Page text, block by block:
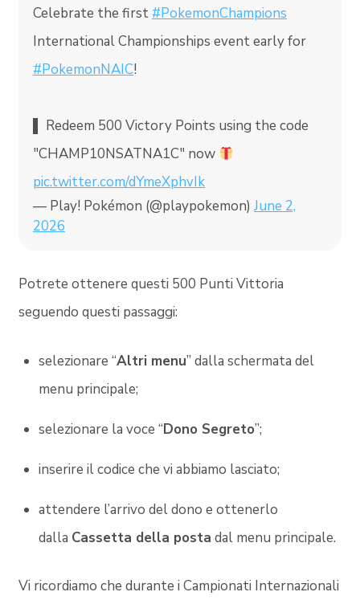
Celebrate the first #PokemonChampions
International Championships event early for
#PokemonNAIC!
▌ Redeem 500 Victory Points using the code
"CHAMP10NSATNA1C" now
pic.twitter.com/dYmeXphvIk
— Play! Pokémon (@playpokemon) June 2,
2026
Potrete ottenere questi 500 Punti Vittoria
seguendo questi passaggi:
selezionare “Altri menu” dalla schermata del
menu principale;
selezionare la voce “Dono Segreto”;
inserire il codice che vi abbiamo lasciato;
attendere l’arrivo del dono e ottenerlo
dalla Cassetta della posta dal menu principale.
Vi ricordiamo che durante i Campionati Internazionali